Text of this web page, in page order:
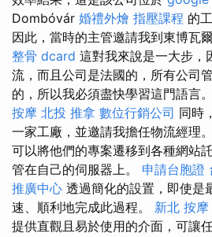
Dombóvár 婚禮外燴 指壓課程 的
因此，當時的主管邀請我到東博瓦
整骨 dcard 這對我來說是一大步，
流，而且公司是法國的，所有公司
的，所以我必須盡快學習這門語言。
按摩 北投 推拿 數位行銷公司 同時
一家工廠，並邀請我擔任物流經理
可以將他們的專案遷移到各種網站
管在自己的伺服器上。 申請台胞證
推廣中心 透過簡化的設置，即使是
速、順利地完成此過程。 新北 按摩
提供直觀且易於使用的介面，可讓